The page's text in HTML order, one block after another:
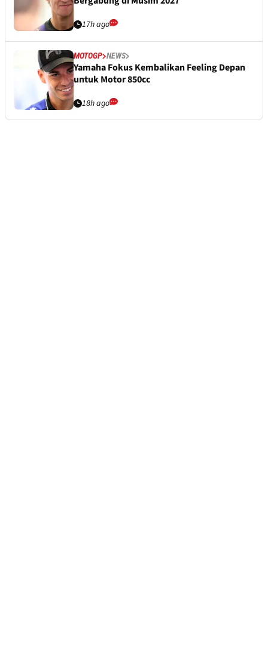
17h ago
MOTOGP NEWS
Yamaha Fokus Kembalikan Feeling Depan
untuk Motor 850cc
18h ago